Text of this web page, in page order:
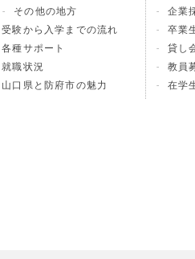
その他の地方
受験から入学までの流れ
各種サポート
就職状況
山口県と防府市の魅力
企業
卒業
貸し
教員
在学